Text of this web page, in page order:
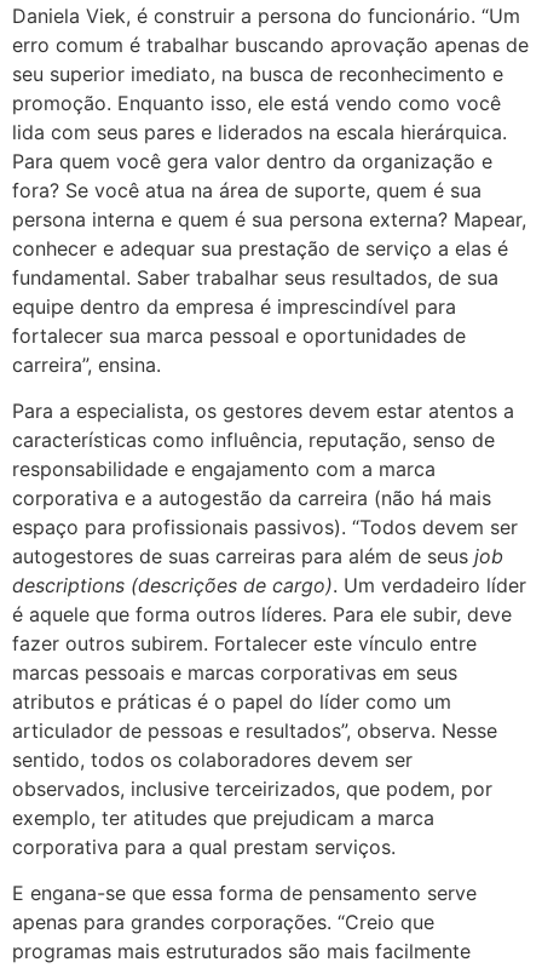
Daniela Viek, é construir a persona do funcionário. “Um
erro comum é trabalhar buscando aprovação apenas de
seu superior imediato, na busca de reconhecimento e
promoção. Enquanto isso, ele está vendo como você
lida com seus pares e liderados na escala hierárquica.
Para quem você gera valor dentro da organização e
fora? Se você atua na área de suporte, quem é sua
persona interna e quem é sua persona externa? Mapear,
conhecer e adequar sua prestação de serviço a elas é
fundamental. Saber trabalhar seus resultados, de sua
equipe dentro da empresa é imprescindível para
fortalecer sua marca pessoal e oportunidades de
carreira”, ensina.
Para a especialista, os gestores devem estar atentos a
características como influência, reputação, senso de
responsabilidade e engajamento com a marca
corporativa e a autogestão da carreira (não há mais
espaço para profissionais passivos). “Todos devem ser
autogestores de suas carreiras para além de seus job
descriptions (descrições de cargo). Um verdadeiro líder
é aquele que forma outros líderes. Para ele subir, deve
fazer outros subirem. Fortalecer este vínculo entre
marcas pessoais e marcas corporativas em seus
atributos e práticas é o papel do líder como um
articulador de pessoas e resultados”, observa. Nesse
sentido, todos os colaboradores devem ser
observados, inclusive terceirizados, que podem, por
exemplo, ter atitudes que prejudicam a marca
corporativa para a qual prestam serviços.
E engana-se que essa forma de pensamento serve
apenas para grandes corporações. “Creio que
programas mais estruturados são mais facilmente